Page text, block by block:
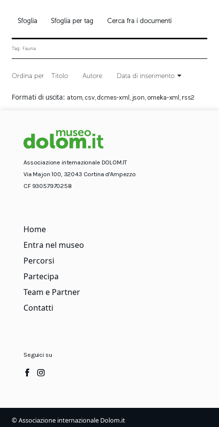
Sfoglia Sfoglia per tag Cerca fra i documenti
Tag: Fauna
Ordina per Titolo Autore Data di inserimento
Formati di uscita atom csv, dcmes-xml json omeka-xml rss2
Associazione internazionale DOLOM.IT
Via Majon 100, 32043 Cortina d'Ampezzo
CF 93057970258
Home
Entra nel museo
Percorsi
Partecipa
Team e Partner
Contatti
Seguici su
© Associazione internazionale Dolom.it